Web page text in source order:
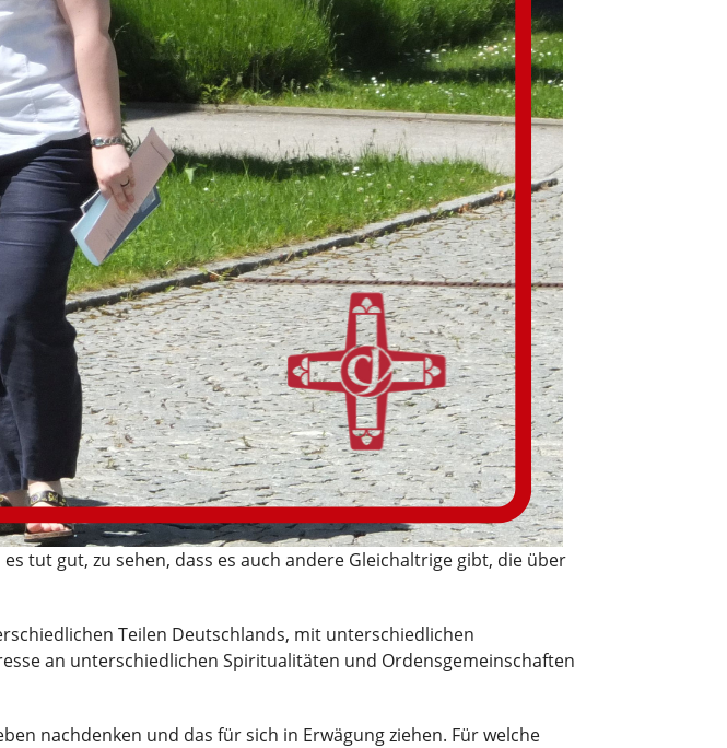
tut gut, zu sehen, dass es auch andere Gleichaltrige gibt, die über
Teilen Deutschlands, mit unterschiedlichen
an unterschiedlichen Spiritualitäten und Ordensgemeinschaften
nachdenken und das für sich in Erwägung ziehen. Für welche